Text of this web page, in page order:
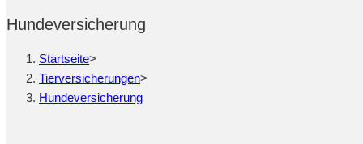
Hundeversicherung
Startseite>
Tierversicherungen>
Hundeversicherung